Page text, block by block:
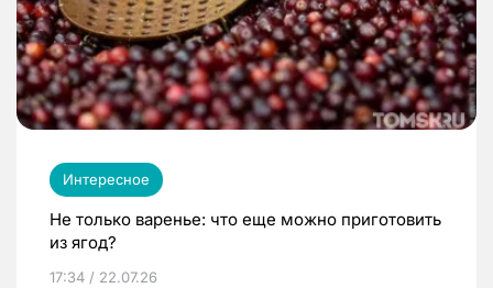
Интересное
Не только варенье: что еще можно приготовить
из ягод?
17:34 / 22.07.26